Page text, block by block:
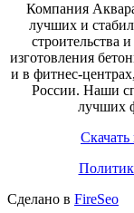
Компания
лучших и
строительства
изготовления
и в фитнес-
России. Наши
лучших
Скачать
Сделано в FireSeo